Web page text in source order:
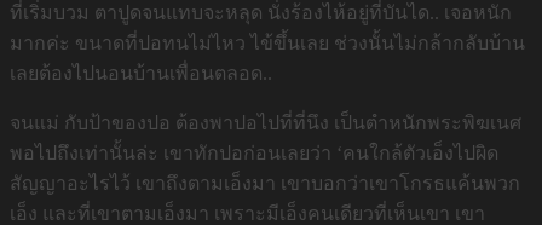
ที่เริ่มบวม ตาปูดจนแทบจะหลุด นั่งร้องไห้อยู่ที่บันได.. เจอหนัก
มากค่ะ ขนาดที่ปอทนไม่ไหว ไข้ขึ้นเลย ช่วงนั้นไม่กล้ากลับบ้าน
เลยต้องไปนอนบ้านเพื่อนตลอด..
จนแม่ กับป้าของปอ ต้องพาปอไปที่ที่นึง เป็นตำหนักพระพิฆเนศ
พอไปถึงเท่านั้นล่ะ เขาทักปอก่อนเลยว่า ‘คนใกล้ตัวเอ็งไปผิด
สัญญาอะไรไว้ เขาถึงตามเอ็งมา เขาบอกว่าเขาโกรธแค้นพวก
เอ็ง และที่เขาตามเอ็งมา เพราะมีเอ็งคนเดียวที่เห็นเขา เขา